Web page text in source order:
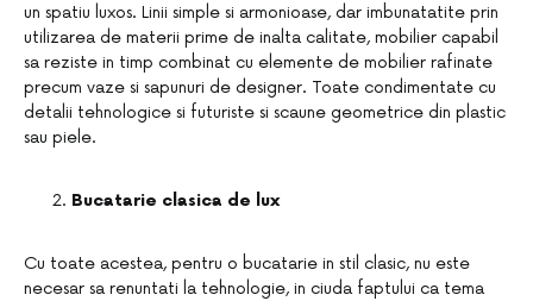
un spatiu luxos. Linii simple si armonioase, dar imbunatatite prin
utilizarea de materii prime de inalta calitate, mobilier capabil
sa reziste in timp combinat cu elemente de mobilier rafinate
precum vaze si sapunuri de designer. Toate condimentate cu
detalii tehnologice si futuriste si scaune geometrice din plastic
sau piele.
Bucatarie clasica de lux
Cu toate acestea, pentru o bucatarie in stil clasic, nu este
necesar sa renuntati la tehnologie, in ciuda faptului ca tema